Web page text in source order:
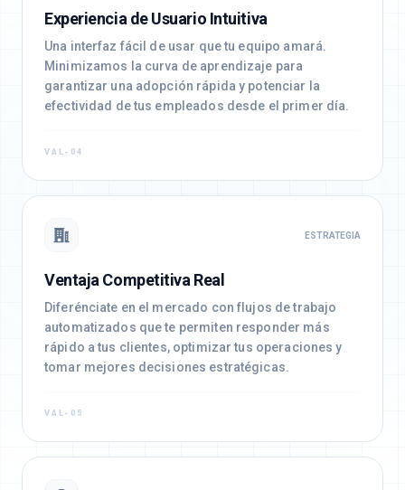
Experiencia de Usuario Intuitiva
Una interfaz fácil de usar que tu equipo amará.
Minimizamos la curva de aprendizaje para
garantizar una adopción rápida y potenciar la
efectividad de tus empleados desde el primer día.
VAL-04
ESTRATEGIA
Ventaja Competitiva Real
Diferénciate en el mercado con flujos de trabajo
automatizados que te permiten responder más
rápido a tus clientes, optimizar tus operaciones y
tomar mejores decisiones estratégicas.
VAL-05